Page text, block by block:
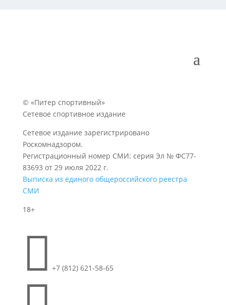
© «Питер спортивный»
Сетевое спортивное издание
Сетевое издание зарегистрировано
Роскомнадзором.
Регистрационный номер СМИ: серия Эл № ФС77-
83693 от 29 июля 2022 г.
Выписка из единого общероссийского реестра
СМИ
18+
 +7 (812) 621-58-65